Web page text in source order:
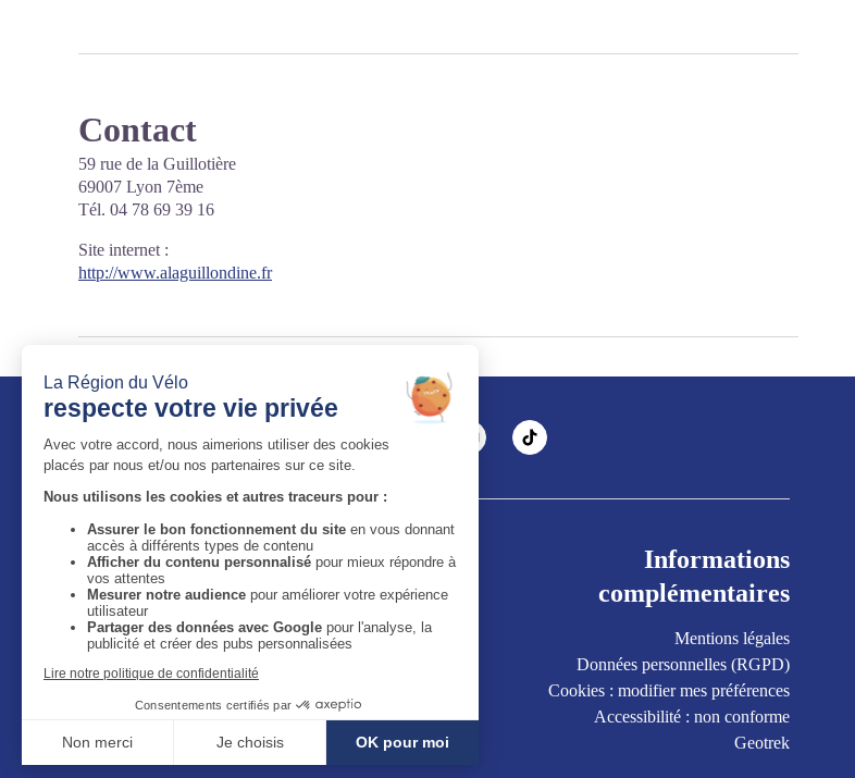
Contact
59 rue de la Guillotière
69007 Lyon 7ème
Tél. 04 78 69 39 16
Site internet :
http://www.alaguillondine.fr
Auvergne-Rhône-Alpes Tourisme
11 bis quai Perrache - 69002 Lyon
59 boulevard Léon Jouhaux - 63050 Clermont-Ferrand
Cedex 2
Informations
complémentaires
Mentions légales
Données personnelles (RGPD)
Cookies : modifier mes préférences
Accessibilité : non conforme
Geotrek